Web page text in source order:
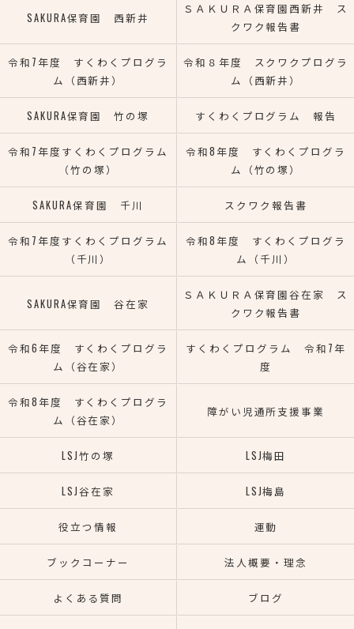
SAKURA保育園 西新井
ＳＡＫＵＲＡ保育園西新井 ス
クワク報告書
令和7年度 すくわくプログラ
ム（西新井）
令和８年度 スクワクプログラ
ム（西新井）
SAKURA保育園 竹の塚 すくわくプログラム 報告
令和7年度すくわくプログラム
（竹の塚）
令和8年度 すくわくプログラ
ム（竹の塚）
SAKURA保育園 千川 スクワク報告書
令和7年度すくわくプログラム
（千川）
令和8年度 すくわくプログラ
ム（千川）
SAKURA保育園 谷在家
ＳＡＫＵＲＡ保育園谷在家 ス
クワク報告書
令和6年度 すくわくプログラ
ム（谷在家）
すくわくプログラム 令和7年
度
令和8年度 すくわくプログラ
ム（谷在家）
障がい児通所支援事業
LSJ竹の塚 LSJ梅田
LSJ谷在家 LSJ梅島
役立つ情報 運動
ブックコーナー 法人概要・理念
よくある質問 ブログ